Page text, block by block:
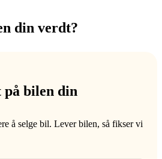
din verdt?
på bilen din
å selge bil. Lever bilen, så fikser vi